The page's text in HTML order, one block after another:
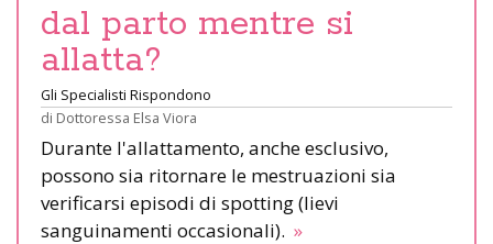
dal parto mentre si
allatta?
Gli Specialisti Rispondono
di Dottoressa Elsa Viora
Durante l'allattamento, anche esclusivo,
possono sia ritornare le mestruazioni sia
verificarsi episodi di spotting (lievi
sanguinamenti occasionali). »